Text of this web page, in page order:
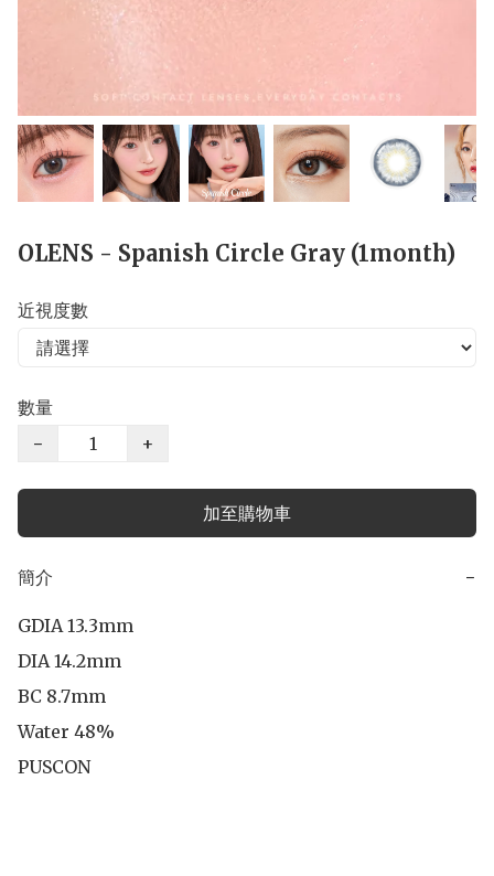
OLENS - Spanish Circle Gray (1month)
近視度數
數量
−
+
加至購物車
簡介 −
GDIA 13.3mm
DIA 14.2mm
BC 8.7mm
Water 48%
PUSCON